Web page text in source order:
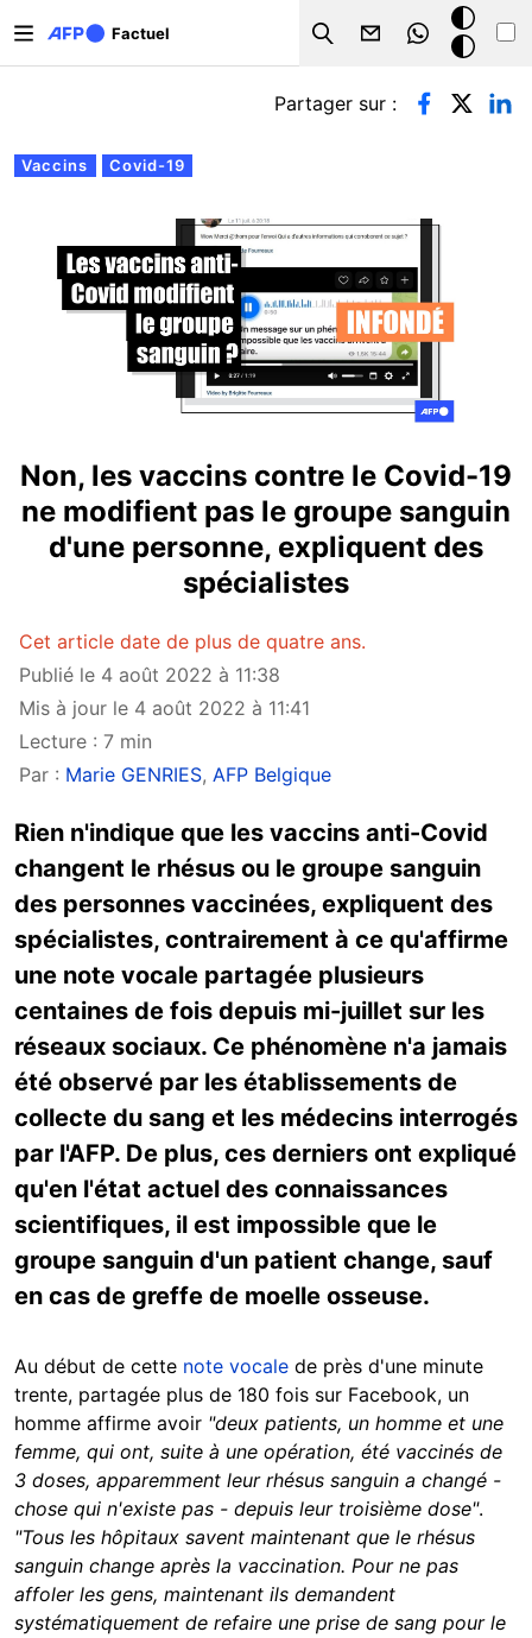
Factuel
Search
Mode
sombre
Onglets principaux
Vaccins Covid-19
Partager sur :
Non, les vaccins contre le Covid-19
ne modifient pas le groupe sanguin
d'une personne, expliquent des
spécialistes
Cet article date de plus de quatre ans.
Publié le 4 août 2022 à 11:38
Mis à jour le 4 août 2022 à 11:41
Lecture : 7 min
Par : Marie GENRIES, AFP Belgique
Rien n'indique que les vaccins anti-Covid
changent le rhésus ou le groupe sanguin
des personnes vaccinées, expliquent des
spécialistes, contrairement à ce qu'affirme
une note vocale partagée plusieurs
centaines de fois depuis mi-juillet sur les
réseaux sociaux. Ce phénomène n'a jamais
été observé par les établissements de
collecte du sang et les médecins interrogés
par l'AFP. De plus, ces derniers ont expliqué
qu'en l'état actuel des connaissances
scientifiques, il est impossible que le
groupe sanguin d'un patient change, sauf
en cas de greffe de moelle osseuse.
Au début de cette note vocale de près d'une minute
trente, partagée plus de 180 fois sur Facebook, un
homme affirme avoir "deux patients, un homme et une
femme, qui ont, suite à une opération, été vaccinés de
3 doses, apparemment leur rhésus sanguin a changé -
chose qui n'existe pas - depuis leur troisième dose".
"Tous les hôpitaux savent maintenant que le rhésus
sanguin change après la vaccination. Pour ne pas
affoler les gens, maintenant ils demandent
systématiquement de refaire une prise de sang pour le